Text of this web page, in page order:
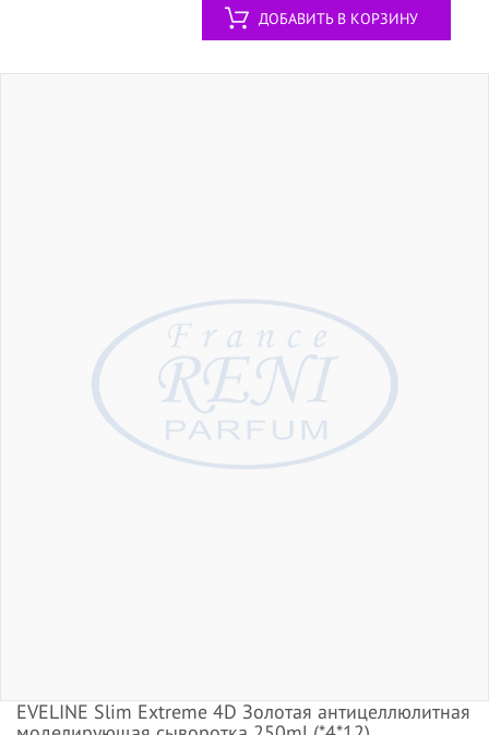
ДОБАВИТЬ В КОРЗИНУ
EVELINE Slim Extreme 4D Золотая антицеллюлитная